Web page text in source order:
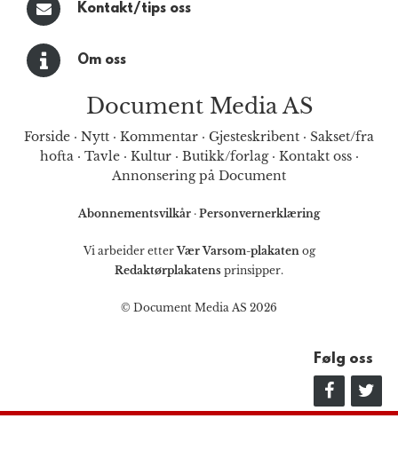
Kontakt/tips oss
Om oss
Document Media AS
Forside · Nytt · Kommentar · Gjesteskribent · Sakset/fra
hofta· Tavle· Kultur· Butikk/forlag· Kontakt oss·
Annonsering på Document
Abonnementsvilkår · Personvernerklæring
Vi arbeider etterVær Varsom-plakatenog
Redaktørplakatens prinsipper.
© Document Media AS 2026
Følg oss